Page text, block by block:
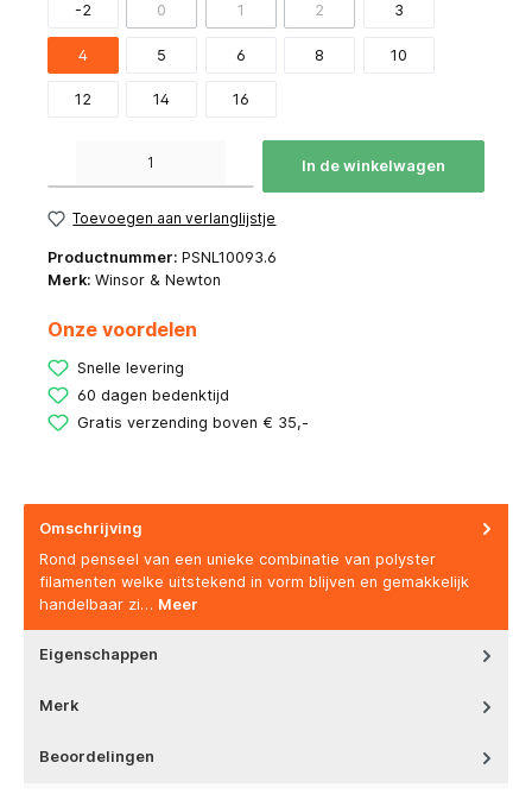
-2 0 1 2 3
4 5 6 8 10
12 14 16
In de winkelwagen
Toevoegen aan verlanglijstje
Productnummer: PSNL10093.6
Merk: Winsor & Newton
Onze voordelen
Snelle levering
60 dagen bedenktijd
Gratis verzending boven € 35,-
Omschrijving
Rond penseel van een unieke combinatie van polyster
filamenten welke uitstekend in vorm blijven en gemakkelijk
handelbaar zi… Meer
Eigenschappen
Merk
Beoordelingen